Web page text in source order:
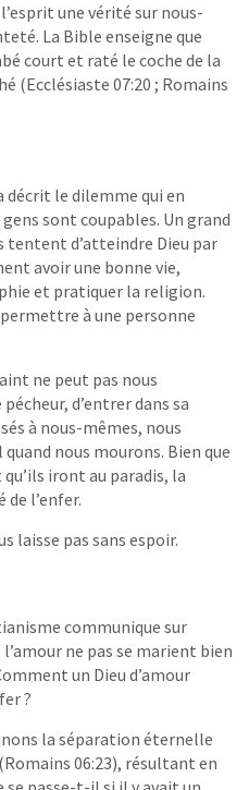
une vérité sur nous-
La Bible enseigne que
court et raté le coche de la
(Ecclésiaste 07:20 ; Romains
le dilemme qui en
sont coupables. Un grand
tentent d’atteindre Dieu par
avoir une bonne vie,
et pratiquer la religion.
à une personne
ne peut pas nous
d’entrer dans sa
à nous-mêmes, nous
nous mourons. Bien que
iront au paradis, la
l’enfer.
laisse pas sans espoir.
communique sur
l’amour ne pas se marient bien
un Dieu d’amour
?
la séparation éternelle
06:23), résultant en